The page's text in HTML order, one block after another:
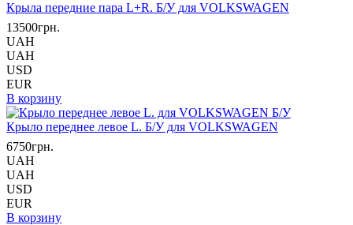
Крыла передние пара L+R. Б/У для VOLKSWAGEN
13500грн.
UAH
UAH
USD
EUR
В корзину
Крыло переднее левое L. Б/У для VOLKSWAGEN
6750грн.
UAH
UAH
USD
EUR
В корзину